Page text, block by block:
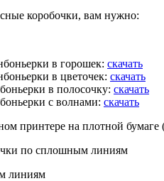
коробочки, вам нужно:
в горошек: скачать
в цветочек: скачать
в полосочку: скачать
с волнами: скачать
принтере на плотной
по сплошным линиям
линиям